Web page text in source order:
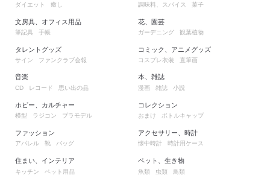
ダイエット 癒し
文房具、オフィス用品
筆記具 手帳
タレントグッズ
サイン ファンクラブ会報
調味料、スパイス 菓子
花、園芸
ガーデニング 観葉植物
コミック、アニメグッズ
コスプレ衣装 直筆画
音楽
CD レコード 思い出の品
ホビー、カルチャー
模型 ラジコン プラモデル
ファッション
アパレル 靴 バッグ
住まい、インテリア
キッチン ペット用品
本、雑誌
漫画 雑誌 小説
コレクション
おまけ ボトルキャップ
アクセサリー、時計
懐中時計 時計用ケース
ペット、生き物
魚類 虫類 鳥類